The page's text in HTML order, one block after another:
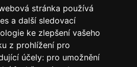
stránka používá
a další sledovací
ke zlepšení vašeho
z prohlížení pro
účely: pro umožnění
Zpravodaje
je společnost